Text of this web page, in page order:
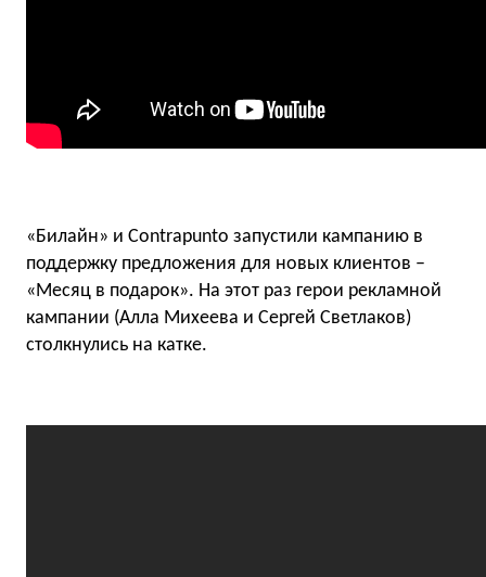
«Билайн» и Contrapunto запустили кампанию в
поддержку предложения для новых клиентов –
«Месяц в подарок». На этот раз герои рекламной
кампании (Алла Михеева и Сергей Светлаков)
столкнулись на катке.